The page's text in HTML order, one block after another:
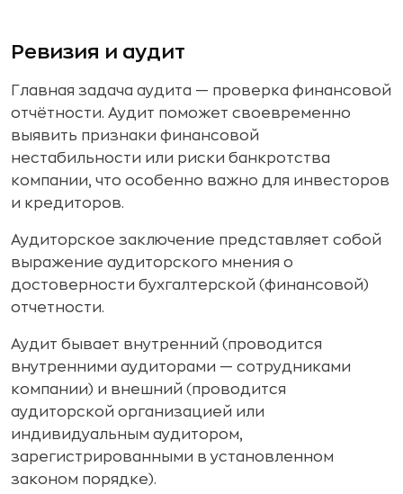
Ревизия и аудит
Главная задача аудита — проверка финансовой
отчётности. Аудит поможет своевременно
выявить признаки финансовой
нестабильности или риски банкротства
компании, что особенно важно для инвесторов
и кредиторов.
Аудиторское заключение представляет собой
выражение аудиторского мнения о
достоверности бухгалтерской (финансовой)
отчетности.
Аудит бывает внутренний (проводится
внутренними аудиторами — сотрудниками
компании) и внешний (проводится
аудиторской организацией или
индивидуальным аудитором,
зарегистрированными в установленном
законом порядке).